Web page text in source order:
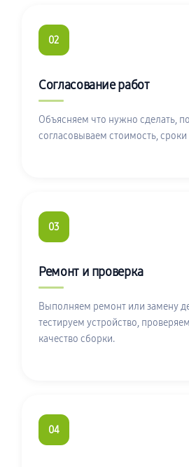
02
Согласование работ
Объясняем что нужно сделать,
согласовываем стоимость,
03
Ремонт и проверка
Выполняем ремонт или замену
тестируем устройство,
качество сборки.
04